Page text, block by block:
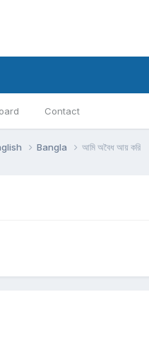
Contact
Bangla আমি অবৈধ আয় করি